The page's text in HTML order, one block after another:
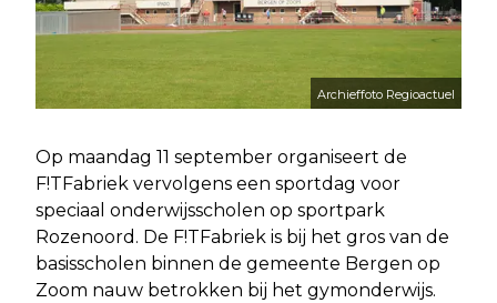
Archieffoto Regioactuel
Op maandag 11 september organiseert de
F!TFabriek vervolgens een sportdag voor
speciaal onderwijsscholen op sportpark
Rozenoord. De F!TFabriek is bij het gros van de
basisscholen binnen de gemeente Bergen op
Zoom nauw betrokken bij het gymonderwijs.